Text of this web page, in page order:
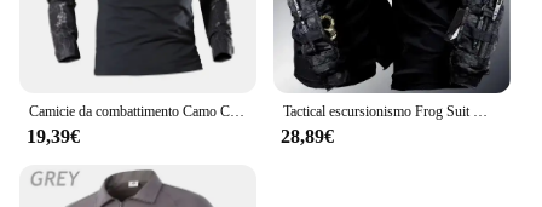
Camicie da combattimento Camo Cargo Sport top Airsoft Paintball magliette tattiche escursionismo pesca arrampicata caccia vestiti resistenti all'usura
19,39€
Tactical escursionismo Frog Suit Men Airsoft Clothes Paintball 2 pezzi Set caccia Assault camicie forze speciali tiro uniforme Pant
28,89€